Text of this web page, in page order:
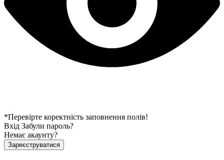
*Перевірте коректність заповнення полів!
Вхід Забули пароль?
Немає акаунту?
Зареєструватися